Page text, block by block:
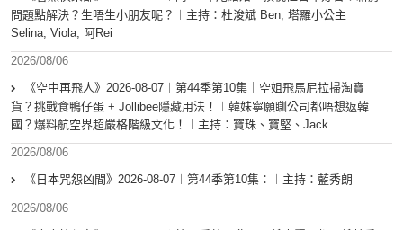
問題點解決？生唔生小朋友呢？︱主持：杜浚斌 Ben, 塔羅小公主
Selina, Viola, 阿Rei
2026/08/06
《空中再飛人》2026-08-07︱第44季第10集｜空姐飛馬尼拉掃淘寶
貨？挑戰食鴨仔蛋 + Jollibee隱藏用法！︱韓妹寧願瞓公司都唔想返韓
國？爆料航空界超嚴格階級文化！︱主持：寶珠、寶堅、Jack
2026/08/06
《日本咒怨凶間》2026-08-07︱第44季第10集：︱主持：藍秀朗
2026/08/06